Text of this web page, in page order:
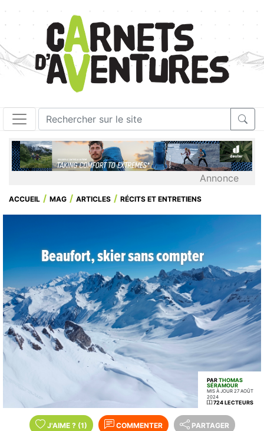
Annonce
ACCUEIL MAG ARTICLES RÉCITS ET ENTRETIENS
Beaufort, skier sans compter
PARTHOMAS
SÉRAMOUR
MIS À JOUR 27 AOÛT
2024
724 LECTEURS
J'AIME ? (1) COMMENTER PARTAGER